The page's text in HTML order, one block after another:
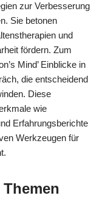
zur Verbesserung
Sie betonen
und
fördern. Zum
Mind’ Einblicke in
die entscheidend
Diese
wie
Erfahrungsberichte
Werkzeugen für